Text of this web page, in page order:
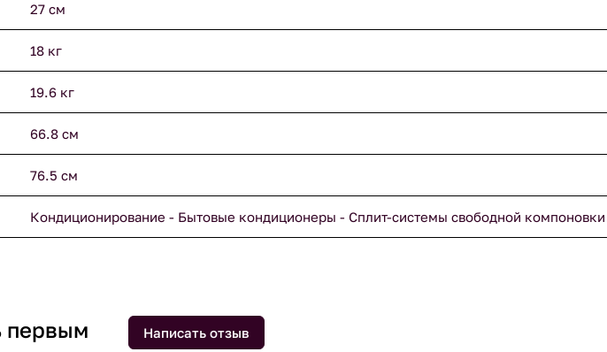
27 см
18 кг
19.6 кг
66.8 см
76.5 см
Кондиционирование - Бытовые кондиционеры - Сплит-системы свободной компоновки
первым Написать отзыв